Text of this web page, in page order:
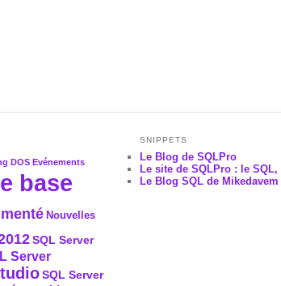
DOS Evénements
base
Nouvelles
SQL Server
Server
SQL Server
SNIPPETS
Le Blog de SQLPro
Le site de SQLPro : le
Le Blog SQL de Mikedavem